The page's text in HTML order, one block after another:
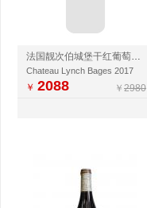
法国靓次伯城堡干红葡萄酒2017
Chateau Lynch Bages 2017
￥ 2088 ￥ 2980